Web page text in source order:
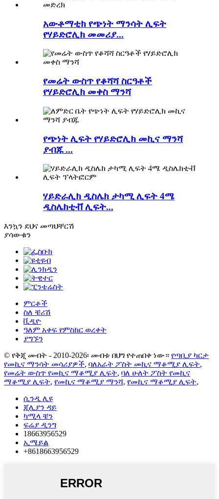
አውቶማቲክ የጭነት ማንሳት ሊፍት
የሃይድሮሊክ መመሪያ...
የመሬት ውስጥ የቆሻሻ ስርዓቶች
የሃይድሮሊክ መቀስ ማንሻ
የጭነት ሊፍት የሃይድሮሊክ መኪና ማንሻ
ያብጁ ...
ሃይድራሊክ ዲስሌክ ታካሚ ሊፍት 4ሜ
ዲስሌክቲቭ ሊፍት...
እንኳን ደህና መጣህቸርሽ
ያሳውቁን
ምርቶች
ስለ ቼሪሽ
ቪዲዮ
ዓለም አቀፍ የምስክር ወረቀት
ያግኙን
© የቅጂ መብት - 2010-2026፡ መብቱ በህግ የተጠበቀ ነው። የጣቢያ ካርታ
የመኪና ማንሳት መሳሪያዎች, ባለአራት ፖስት መኪና ማቆሚያ ሊፍት,
የመሬት ውስጥ የመኪና ማቆሚያ ሊፍት, ባለ ሁለት ፖስት የመኪና
ማቆሚያ ሊፍት, የመኪና ማቆሚያ ማንሻ, የመኪና ማቆሚያ ሊፍት,
ሲንዲ ሊዩ
ጂሊያን ዳይ
ካሚላ ቼን
ፍሬያ ዲንግ
18663956529
ኢሜይል
+8618663956529